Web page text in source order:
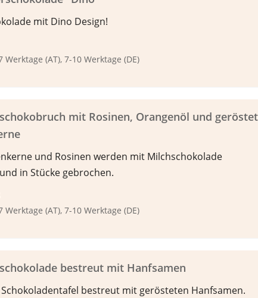
mit Dino Design!
Werktage (AT), 7-10 Werktage (DE)
mit Rosinen, Orangenöl und
und Rosinen werden mit Milchschokolade
in Stücke gebrochen.
Werktage (AT), 7-10 Werktage (DE)
bestreut mit Hanfsamen
Schokoladentafel bestreut mit gerösteten Hanfsamen.